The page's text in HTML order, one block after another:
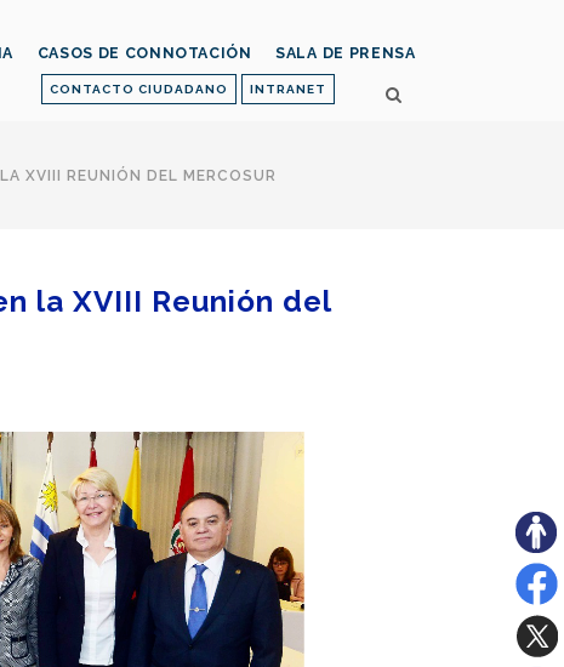
CONTACTO CIUDADANO INTRANET
CASOS DE CONNOTACIÓN SALA DE PRENSA
XVIII REUNIÓN DEL MERCOSUR
la XVIII Reunión del